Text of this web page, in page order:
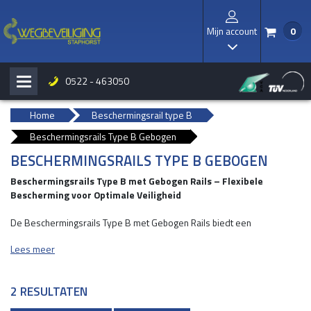
Mijn account
I
/ 0
H b 0522 - 463050
Home
Beschermingsrail type B
Beschermingsrails Type B Gebogen
BESCHERMINGSRAILS TYPE B GEBOGEN
Beschermingsrails Type B met Gebogen Rails – Flexibele
Bescherming voor Optimale Veiligheid
De Beschermingsrails Type B met Gebogen Rails biedt een
infrastructuur in bochtige of afgebakende gebieden. Deze variant met
minimaliseren.
Lees meer
2 RESULTATEN